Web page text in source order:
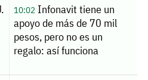
10:02Infonavit tiene un
apoyo de más de 70 mil
pesos, pero no es un
regalo: así funciona